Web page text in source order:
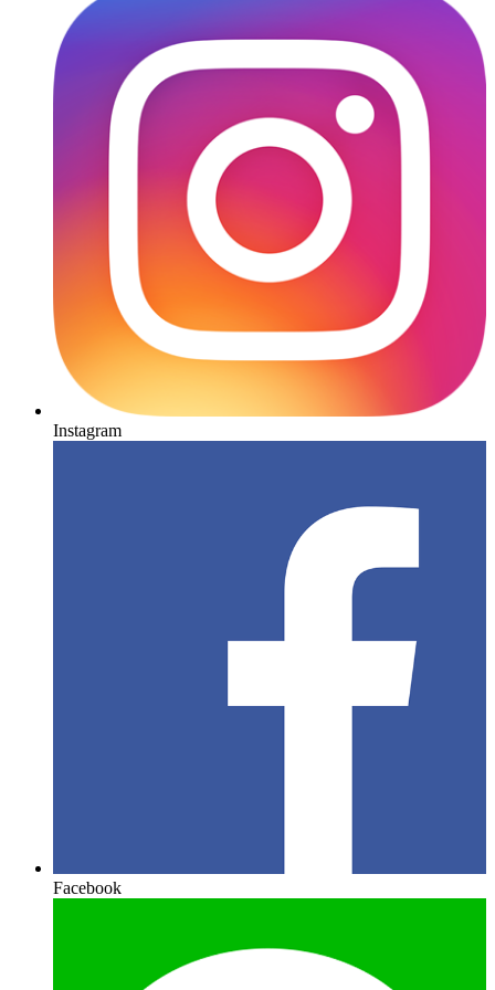
Instagram
Facebook